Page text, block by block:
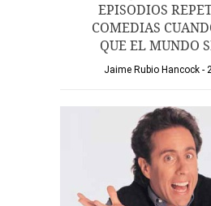
EPISODIOS
COMEDIAS
QUE EL MUNDO
Jaime Rubio Hancock